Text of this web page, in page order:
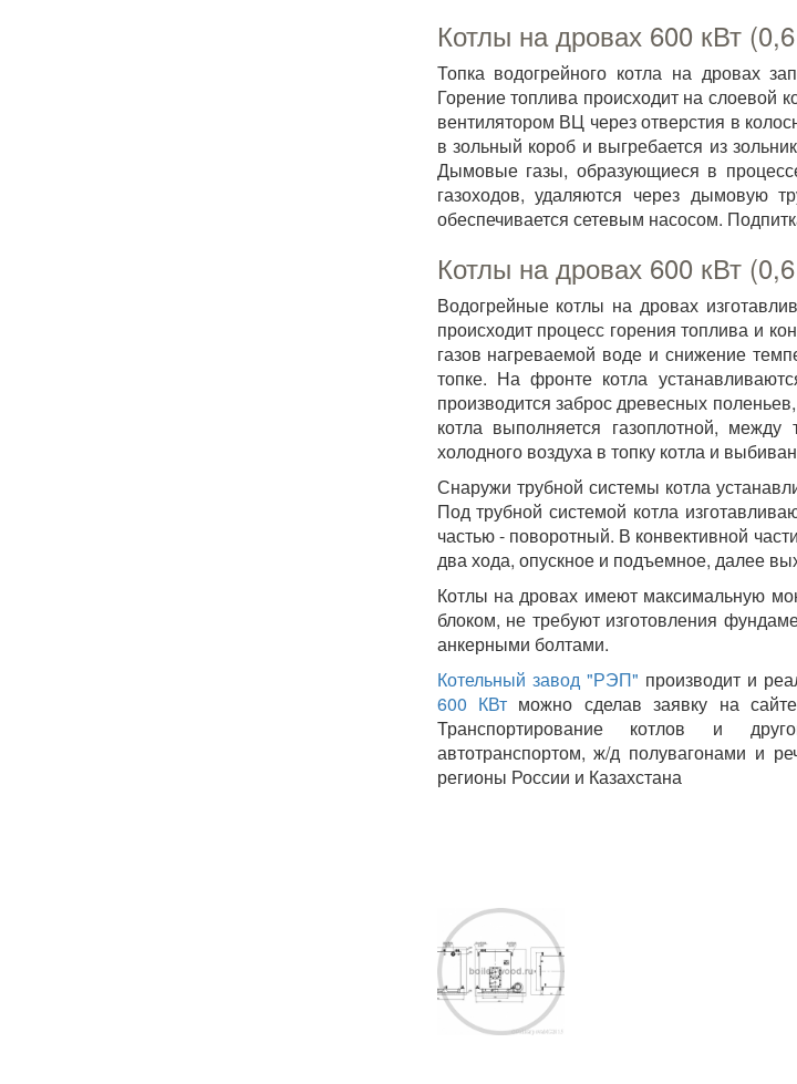
Котлы на дровах 600 кВт
Топка водогрейного котла на дровах
Горение топлива происходит на слоевой
вентилятором ВЦ через отверстия в
в зольный короб и выгребается из
Дымовые газы, образующиеся в
газоходов, удаляются через дымовую
обеспечивается сетевым насосом.
Котлы на дровах 600 кВт
Водогрейные котлы на дровах
происходит процесс горения топлива и
газов нагреваемой воде и снижение
топке. На фронте котла
производится заброс древесных
котла выполняется газоплотной,
холодного воздуха в топку котла и
Снаружи трубной системы котла
Под трубной системой котла
частью - поворотный. В конвективной
два хода, опускное и подъемное, далее
Котлы на дровах имеют максимальную
блоком, не требуют изготовления
анкерными болтами.
Котельный завод "РЭП" производит и
600 КВтможно сделав заявку на сайте
Транспортирование котлов и
автотранспортом, ж/д полувагонами и
регионы России и Казахстана